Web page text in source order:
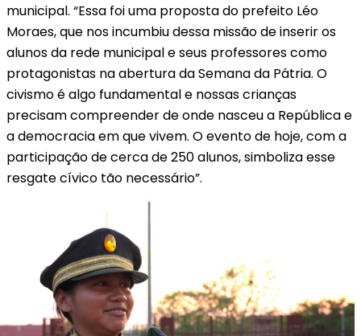
municipal. “Essa foi uma proposta do prefeito Léo
Moraes, que nos incumbiu dessa missão de inserir os
alunos da rede municipal e seus professores como
protagonistas na abertura da Semana da Pátria. O
civismo é algo fundamental e nossas crianças
precisam compreender de onde nasceu a República e
a democracia em que vivem. O evento de hoje, com a
participação de cerca de 250 alunos, simboliza esse
resgate cívico tão necessário”.